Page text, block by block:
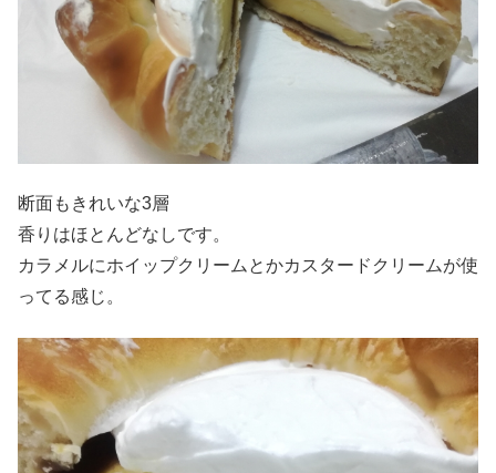
断面もきれいな3層
香りはほとんどなしです。
カラメルにホイップクリームとかカスタードクリームが使
ってる感じ。